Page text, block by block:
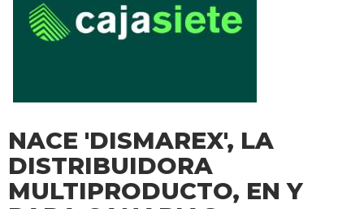
NACE 'DISMAREX', LA
DISTRIBUIDORA
MULTIPRODUCTO, EN Y